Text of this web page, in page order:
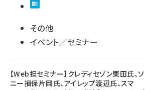
その他
イベント／セミナー
【Web担セミナー】クレディセゾン栗田氏、ソ
ニー損保片岡氏、アイレップ渡辺氏、スマ